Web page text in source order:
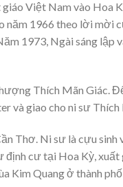
Việt Nam vào Hoa
năm 1966 theo lời mời
1973, Ngài sáng
Thích Mãn Giác.
và giao cho ni sư
Thơ. Ni sư là cựu sinh
định cư tại Hoa Kỳ,
Kim Quang ở thành phố